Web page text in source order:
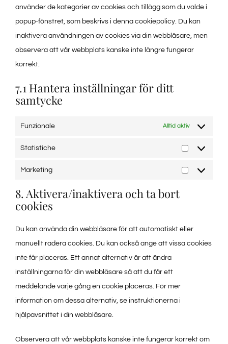
använder de kategorier av cookies och tillägg som du valde i
popup-fönstret, som beskrivs i denna cookiepolicy. Du kan
inaktivera användningen av cookies via din webbläsare, men
observera att vår webbplats kanske inte längre fungerar
korrekt.
7.1 Hantera inställningar för ditt
samtycke
Funzionale Alltid aktiv
Statistiche
Marketing
8. Aktivera/inaktivera och ta bort
cookies
Du kan använda din webbläsare för att automatiskt eller
manuellt radera cookies. Du kan också ange att vissa cookies
inte får placeras. Ett annat alternativ är att ändra
inställningarna för din webbläsare så att du får ett
meddelande varje gång en cookie placeras. För mer
information om dessa alternativ, se instruktionerna i
hjälpavsnittet i din webbläsare.
Observera att vår webbplats kanske inte fungerar korrekt om